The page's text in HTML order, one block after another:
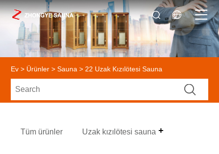
Ev > Ürünler >Sauna > 22 Uzak Kızılötesi Sauna
Tüm ürünler Uzak kızılötesi sauna